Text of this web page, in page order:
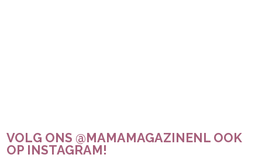
VOLG ONS @MAMAMAGAZINENL OOK
OP INSTAGRAM!